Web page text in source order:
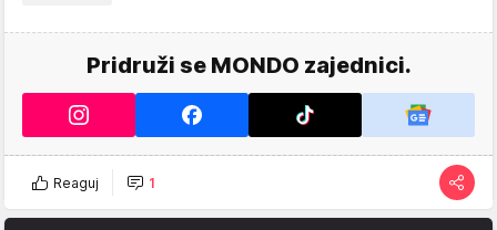
Pridruži se MONDO zajednici.
Reaguj 1